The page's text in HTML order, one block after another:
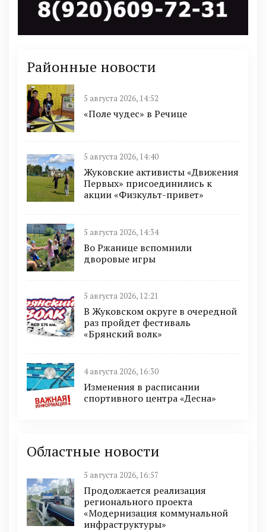
Районные новости
5 августа 2026, 14:52
«Поле чудес» в Речице
5 августа 2026, 14:40
Жуковские активисты «Движения
Первых» присоединились к
акции «Физкульт-привет»
5 августа 2026, 14:34
Во Ржанице вспомнили
дворовые игры
5 августа 2026, 12:21
В Жуковском округе в очередной
раз пройдет фестиваль
«Брянский волк»
4 августа 2026, 16:30
Изменения в расписании
спортивного центра «Десна»
Областные новости
5 августа 2026, 16:57
Продолжается реализация
регионального проекта
«Модернизация коммунальной
инфраструктуры»